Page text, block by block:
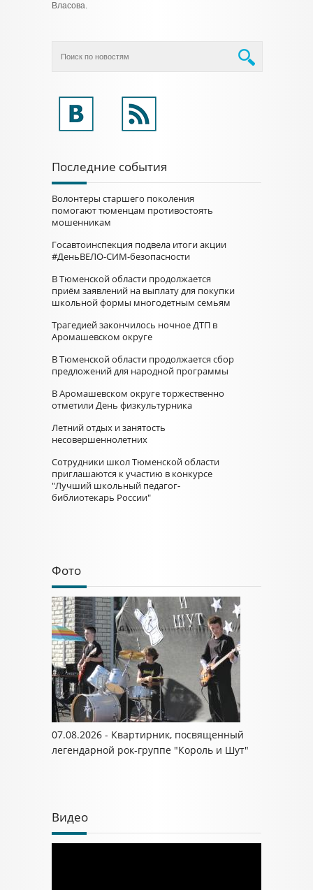
Власова.
Последние события
Волонтеры старшего поколения
помогают тюменцам противостоять
мошенникам
Госавтоинспекция подвела итоги акции
#ДеньВЕЛО-СИМ-безопасности
В Тюменской области продолжается
приём заявлений на выплату для покупки
школьной формы многодетным семьям
Трагедией закончилось ночное ДТП в
Аромашевском округе
В Тюменской области продолжается сбор
предложений для народной программы
В Аромашевском округе торжественно
отметили День физкультурника
Летний отдых и занятость
несовершеннолетних
Сотрудники школ Тюменской области
приглашаются к участию в конкурсе
"Лучший школьный педагог-
библиотекарь России"
Фото
07.08.2026 - Квартирник, посвященный
легендарной рок-группе "Король и Шут"
Видео